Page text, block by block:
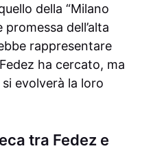
della “Milano
promessa dell’alta
rappresentare
ha cercato, ma
evolverà la loro
tra Fedez e